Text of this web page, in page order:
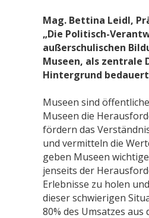
Mag. Bettina Leidl,
„Die Politisch-
außerschulischen
Museen, als zentrale
Hintergrund bedauert
Museen sind
Museen die
fördern das
und vermitteln die
geben Museen
jenseits der
Erlebnisse zu holen
dieser schwierigen
80% des Umsatzes